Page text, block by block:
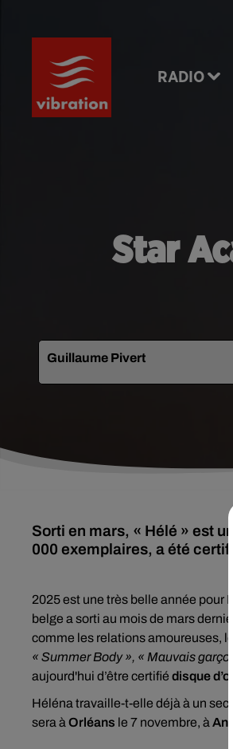
RADIO
Star
Guillaume Pivert
Sorti en mars, « Hélé » est
000 exemplaires, a été
2025 est une très belle année pour
belge a sorti au mois de mars
comme les relations amoureuses,
« Summer Body », « Mauvais
aujourd'hui d’être certifié disque d’or
Héléna travaille-t-elle déjà à un
sera à Orléans le 7 novembre, à